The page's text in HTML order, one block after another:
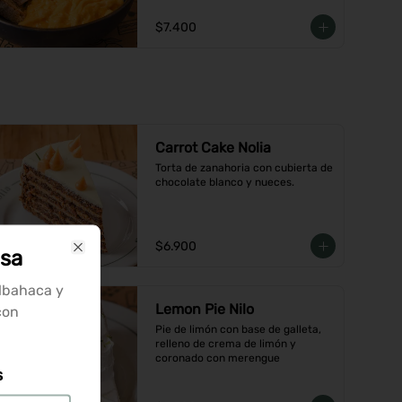
$7.400
Carrot Cake Nolia
Torta de zanahoria con cubierta de
chocolate blanco y nueces.
$6.900
Lemon Pie Nilo
Pie de limón con base de galleta,
relleno de crema de limón y
coronado con merengue
y
Close